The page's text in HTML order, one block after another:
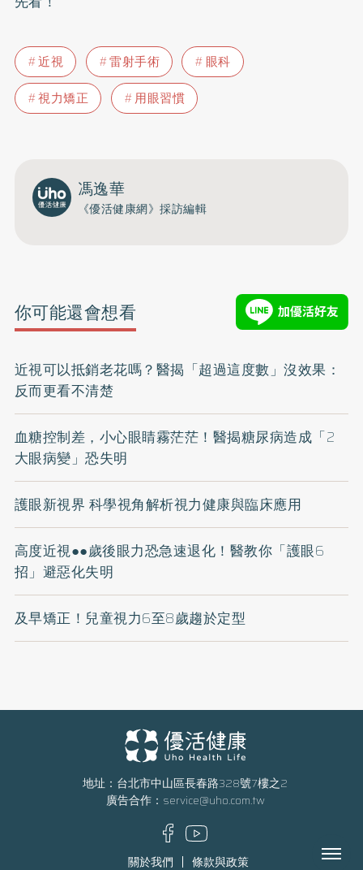
近視 雷射手術
眼科
視力矯正
用眼習慣
馮逸華
《優活健康網》採訪編輯
你可能還會想看
近視可以抵銷老花嗎？醫揭「超過這度數」沒效果：
反而更看不清楚
血糖控制差，小心眼睛霧茫茫！醫揭糖尿病造成「2
大眼病變」恐失明
護眼新視界 科學視角解析視力健康與臨床應用
高度近視●●歲後眼力恐急速退化！醫教你「護眼6
招」避惡化失明
及早矯正！兒童視力6至8歲趨於定型
地址：台北市中山區長春路328號7樓之2
廣告合作： service@uho.com.tw
關於我們 條款與政策 Menu